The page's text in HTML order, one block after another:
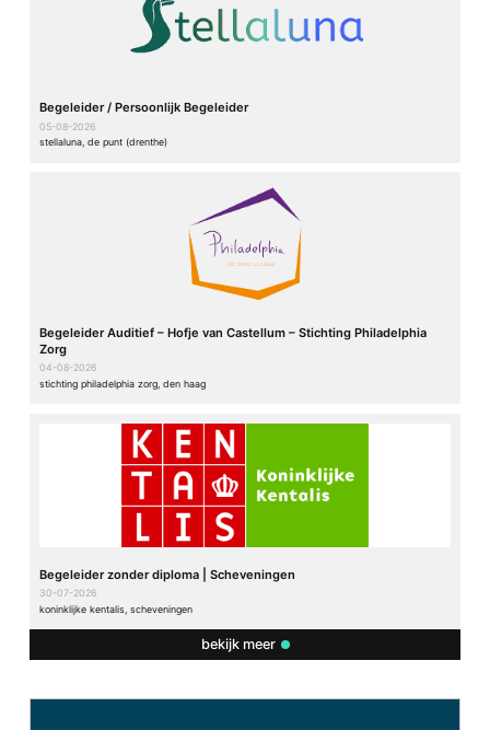
Begeleider / Persoonlijk Begeleider
05-08-2026
stellaluna, de punt (drenthe)
Begeleider Auditief – Hofje van Castellum – Stichting Philadelphia
Zorg
04-08-2026
stichting philadelphia zorg, den haag
Begeleider zonder diploma | Scheveningen
30-07-2026
koninklijke kentalis, scheveningen
bekijk meer